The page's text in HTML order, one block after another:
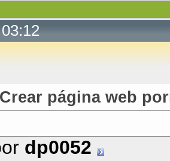
página web
dp0052